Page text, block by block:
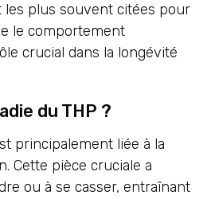
les plus souvent citées pour
le comportement
crucial dans la longévité
du THP ?
principalement liée à la
Cette pièce cruciale a
ou à se casser, entraînant